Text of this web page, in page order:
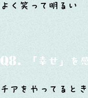
よく笑って明るい
Q8. 「幸せ」を
チアをやってるとき